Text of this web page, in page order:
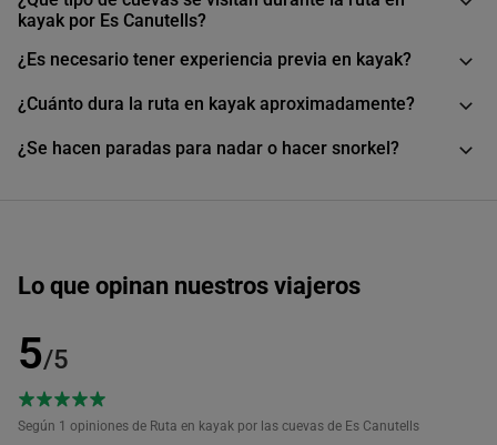
kayak por Es Canutells?
¿Es necesario tener experiencia previa en kayak?
¿Cuánto dura la ruta en kayak aproximadamente?
¿Se hacen paradas para nadar o hacer snorkel?
Lo que opinan nuestros viajeros
5/5
Según 1 opiniones de Ruta en kayak por las cuevas de Es Canutells